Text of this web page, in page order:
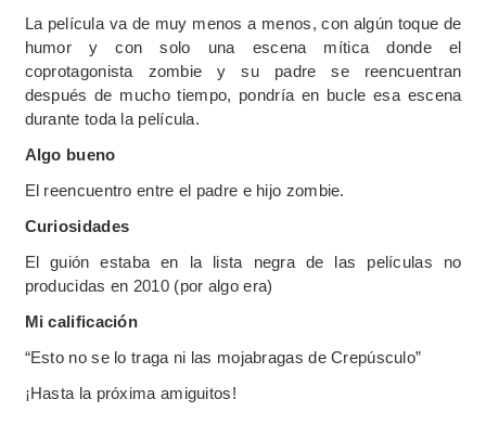
La película va de muy menos a menos, con algún toque de
humor y con solo una escena mítica donde el
coprotagonista zombie y su padre se reencuentran
después de mucho tiempo, pondría en bucle esa escena
durante toda la película.
Algo bueno
El reencuentro entre el padre e hijo zombie.
Curiosidades
El guión estaba en la lista negra de las películas no
producidas en 2010 (por algo era)
Mi calificación
“Esto no se lo traga ni las mojabragas de Crepúsculo”
¡Hasta la próxima amiguitos!